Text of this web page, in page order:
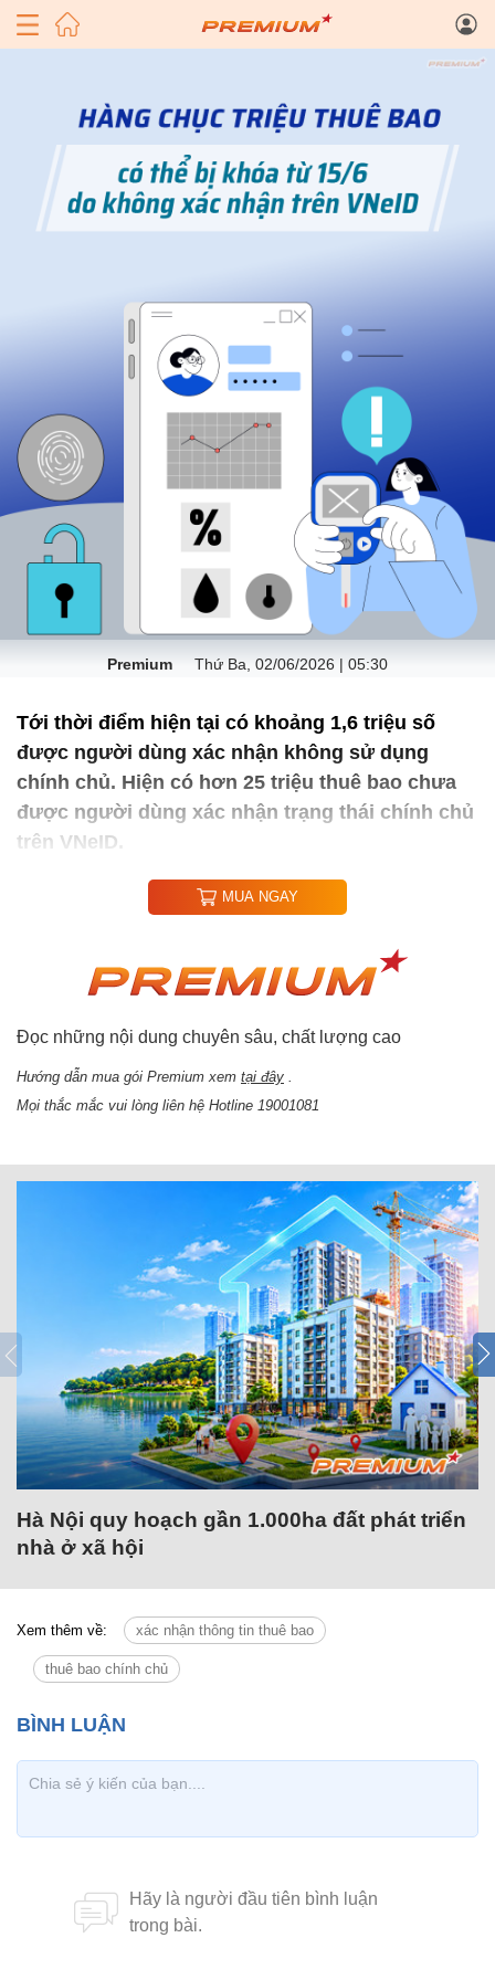
Premium Thứ Ba, 02/06/2026 | 05:30
Tới thời điểm hiện tại có khoảng 1,6 triệu số
được người dùng xác nhận không sử dụng
chính chủ. Hiện có hơn 25 triệu thuê bao chưa
được người dùng xác nhận trạng thái chính chủ
trên VNeID.
MUA NGAY
Đọc những nội dung chuyên sâu, chất lượng cao
Hướng dẫn mua gói Premium xem tại đây .
Mọi thắc mắc vui lòng liên hệ Hotline 19001081
Hà Nội quy hoạch gần 1.000ha đất phát triển
nhà ở xã hội
Xem thêm về: xác nhận thông tin thuê bao
thuê bao chính chủ